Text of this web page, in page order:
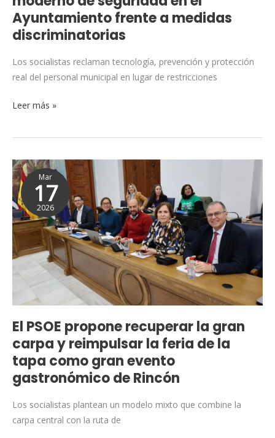
Ayuntamiento frente a medidas
discriminatorias
Los socialistas reclaman tecnología, prevención y protección
real del personal municipal en lugar de restricciones
a
medidas
discriminatorias
Leer más »
Mar
17
2026
El PSOE propone recuperar la gran
carpa y reimpulsar la feria de la
tapa como gran evento
gastronómico de Rincón
Los socialistas plantean un modelo mixto que combine la
carpa central con la ruta de
El
PSOE
propone
recuperar
la
gran
carpa
reimpulsar
la
feria
de
la
tapa
como
evento
gastronómico